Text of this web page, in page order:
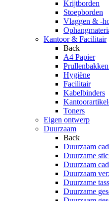
Krijtborden
Stoepborden
Vlaggen & -
Kantoor & Facilitair
Back
A4 Papier
Hygiëne
Facilitair
Kabelbinders
Toners
Eigen ontwerp
Duurzaam
Back
Duurzaam
Duurzame
Duurzaam
Duurzaam
Duurzame
Duurzame